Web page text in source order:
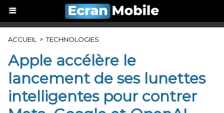
ACCUEIL > TECHNOLOGIES
Apple accélère le
lancement de ses lunettes
intelligentes pour contrer